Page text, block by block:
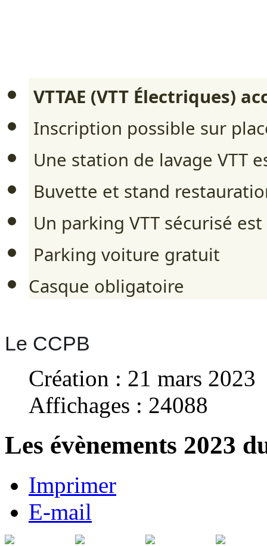
VTTAE (VTT Électriques)
Inscription possible sur
Une station de lavage VTT
Buvette et stand
Un parking VTT sécurisé
Parking voiture gratuit
Casque obligatoire
Le CCPB
Création : 21 mars 2023
Affichages : 24088
Les évènements 2023
Imprimer
E-mail